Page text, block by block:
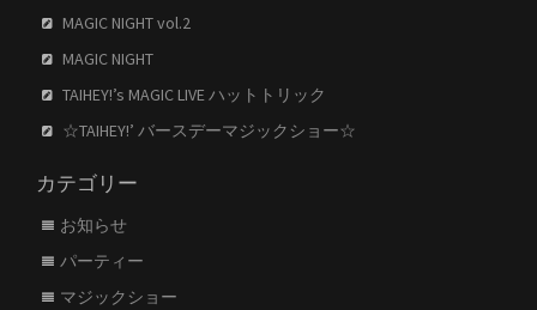
MAGIC NIGHT vol.2
MAGIC NIGHT
TAIHEY!’s MAGIC LIVE ハットトリック
☆TAIHEY!’ バースデーマジックショー☆
カテゴリー
お知らせ
パーティー
マジックショー